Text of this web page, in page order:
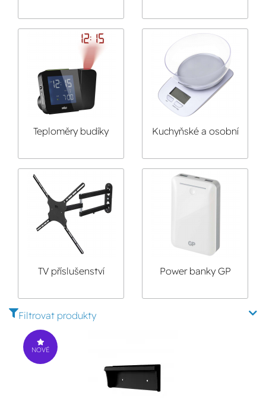
Teploměry budíky
Kuchyňské a osobní
TV příslušenství Power banky GP
Filtrovat produkty
NOVÉ